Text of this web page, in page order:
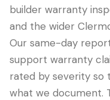
builder warranty
and the wider
Our same-day
support warranty
rated by severity so
what we document.